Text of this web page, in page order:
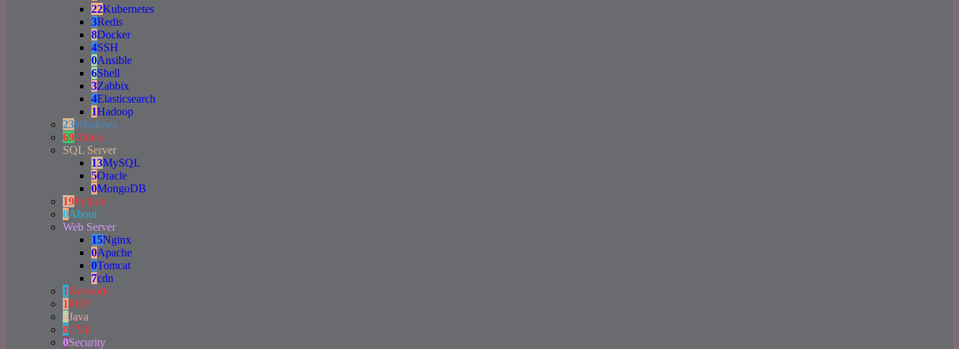
22Kubernetes
3Redis
8Docker
4SSH
0Ansible
6Shell
3Zabbix
4Elasticsearch
1Hadoop
23Windows
69Others
SQL Server
13MySQL
5Oracle
0MongoDB
19Python
0About
Web Server
15Nginx
0Apache
0Tomcat
7cdn
1Network
1PHP
4Java
0CVE
0Security